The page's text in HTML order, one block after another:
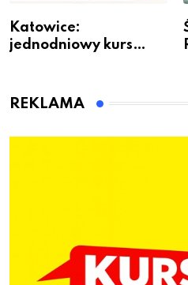
Katowice:
jednodniowy kurs
dzieci
REKLAMA